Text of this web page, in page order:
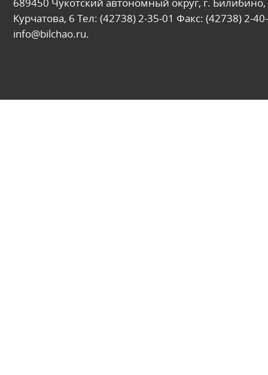
Курчатова, 6 Тел: (42738) 2-35-01 Факс: (42738) 2-
info@bilchao.ru.